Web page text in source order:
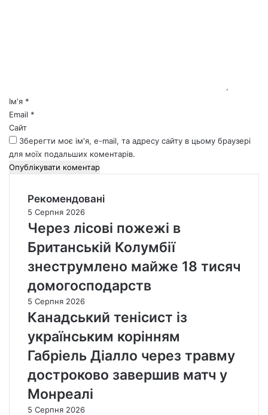
*Ім'я *
Email *
Сайт
Зберегти моє ім'я, e-mail, та адресу сайту в цьому браузері
для моїх подальших коментарів.
Рекомендовані
5 Серпня 2026
Через лісові пожежі в
Британській Колумбії
знеструмлено майже 18 тисяч
домогосподарств
5 Серпня 2026
Канадський тенісист із
українським корінням
Габріель Діалло через травму
достроково завершив матч у
Монреалі
5 Серпня 2026